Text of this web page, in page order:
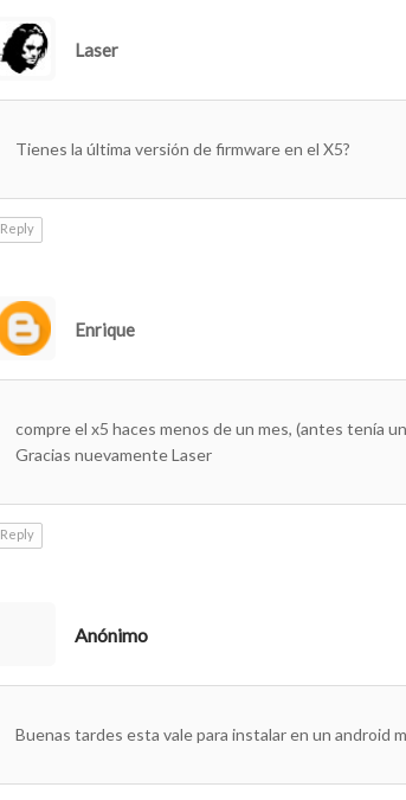
Laser
Tienes la última versión de firmware en el X5?
Reply
Enrique
compre el x5 haces menos de un mes, (antes tenía
Gracias nuevamente Laser
Reply
Anónimo
Buenas tardes esta vale para instalar en un android